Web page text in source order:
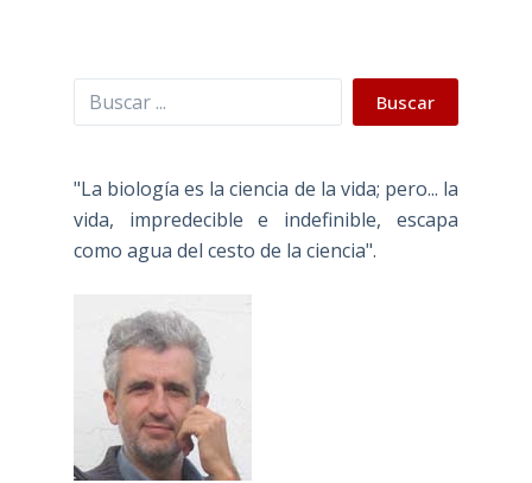
Buscar Buscar
"La biología es la ciencia de la vida; pero... la
vida, impredecible e indefinible, escapa
como agua del cesto de la ciencia".